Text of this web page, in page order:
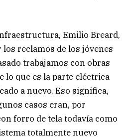
Emilio Breard,
reclamos de los jóvenes
trabajamos con obras
lo que es la parte eléctrica
a nuevo. Eso significa,
casos eran, por
forro de tela todavía como
totalmente nuevo